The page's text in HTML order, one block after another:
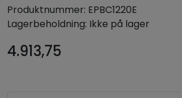
Produktnummer: EPBC1220E
Lagerbeholdning: Ikke på lager
4.913,75